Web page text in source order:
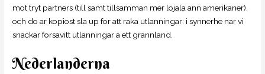
mot tryt partners (till samt tillsamman mer lojala ann amerikaner),
och do ar kopiost sla up for att raka utlanningar: i synnerhe nar vi
snackar forsavitt utlanningar a ett grannland.
Nederlanderna